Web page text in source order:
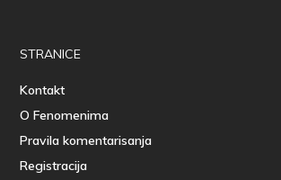
STRANICE
Kontakt
O Fenomenima
Pravila komentarisanja
Registracija